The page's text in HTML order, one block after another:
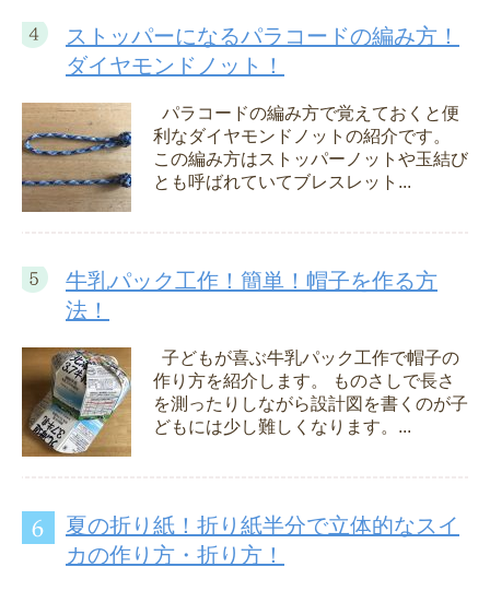
ストッパーになるパラコードの編み方！
ダイヤモンドノット！
パラコードの編み方で覚えておくと便
利なダイヤモンドノットの紹介です。
この編み方はストッパーノットや玉結び
とも呼ばれていてブレスレット...
牛乳パック工作！簡単！帽子を作る方
法！
子どもが喜ぶ牛乳パック工作で帽子の
作り方を紹介します。 ものさしで長さ
を測ったりしながら設計図を書くのが子
どもには少し難しくなります。...
夏の折り紙！折り紙半分で立体的なスイ
カの作り方・折り方！